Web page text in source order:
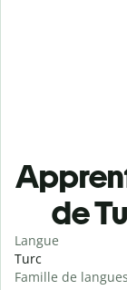
de
Langue
Turc
Famille de langues